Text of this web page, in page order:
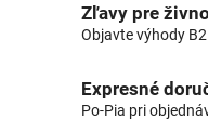
Zľavy pre
Objavte výhody
Expresné
Po-Pia pri